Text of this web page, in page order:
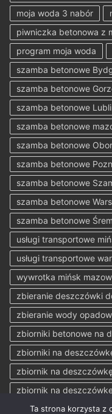
moja woda 3 nabór
piwniczka betonowa z
program moja woda
szamba betonowe
szamba betonowe
szamba betonowe
szamba betonowe
szamba betonowe
szamba betonowe
szamba betonowe
szamba betonowe
szamba betonowe Śrem
usługi transportowe
usługi transportowe
wywrotka mińsk
zbieranie deszczówki
zbieranie wody
zbiorniki betonowe na
zbiorniki na
zbiornik na
zbiornik na
Ta strona korzysta z